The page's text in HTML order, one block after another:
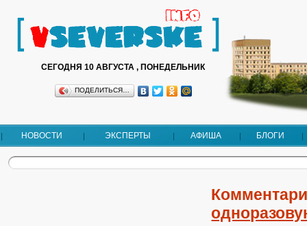
СЕГОДНЯ 10 АВГУСТА , ПОНЕДЕЛЬНИК
ПОДЕЛИТЬСЯ…
НОВОСТИ ЭКСПЕРТЫ АФИША БЛОГИ